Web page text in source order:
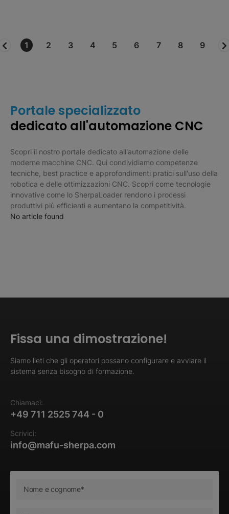
1 2 3 4 5 6 7 8 9
Portale specializzato
dedicato all'automazione CNC
Scopri il nostro portale dedicato all'automazione delle
moderne macchine CNC. Qui condividiamo competenze
tecniche, best practice e approfondimenti pratici sull'uso della
robotica e delle ottimizzazioni CNC. Scopri come tecnologie
innovative come lo SherpaLoader rendono i processi
produttivi più efficienti e aumentano la competitività.
No article found
Fissa una dimostrazione!
Siamo lieti che gli operatori possano configurare e avviare il
sistema senza bisogno di formazione.
Chiamaci:
+49 711 2525 744 - 0
Scrivici:
info@mafu-sherpa.com